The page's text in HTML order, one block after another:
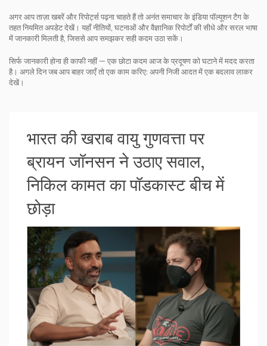
अगर आप ताज़ा खबरें और रिपोर्ट्स पढ़ना चाहते हैं तो अनंत समाचार के इंडिया पॉल्यूशन टैग के
तहत नियमित अपडेट देखें। यहाँ नीतियों, घटनाओं और वैज्ञानिक रिपोर्टों की सीधे और सरल भाषा
में जानकारी मिलती है, जिससे आप समझकर सही कदम उठा सकें।
सिर्फ जानकारी होना ही काफी नहीं — एक छोटा कदम आज के प्रदूषण को घटाने में मदद करता
है। अगले दिन जब आप बाहर जाएँ तो एक काम करिए: अपनी निजी आदत में एक बदलाव लाकर
देखें।
भारत की खराब वायु गुणवत्ता पर
ब्रायन जॉनसन ने उठाए सवाल,
निकिल कामत का पॉडकास्ट बीच में
छोड़ा